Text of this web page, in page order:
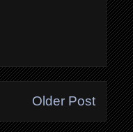
Older Post